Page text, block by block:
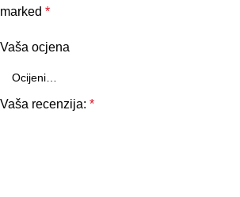
marked *
Vaša ocjena
Vaša recenzija: *